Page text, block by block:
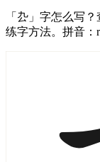
「厹」字怎么写
练字方法。拼音：